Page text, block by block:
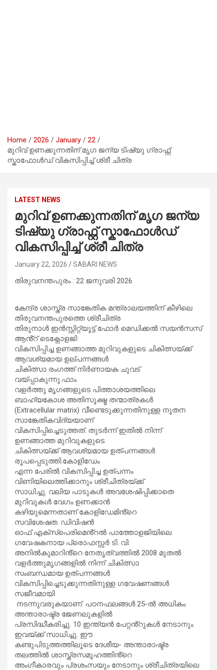
Home 2026 January
22
മുറിവ് ഉണക്കുന്നതിന് മൃഗ ജന്യ ടിഷ്യു ഗ്രാഫ്റ്റ്
സ്കാഫോൾഡ് വികസിപ്പിച്ച് ശ്രീ ചിത്ര
LATEST NEWS
മുറിവ് ഉണക്കുന്നതിന് മൃഗ ജന്യ
ടിഷ്യു ഗ്രാഫ്റ്റ് സ്കാഫോൾഡ്
വികസിപ്പിച്ച് ശ്രീ ചിത്ര
January 22, 2026 SABARI NEWS
തിരുവനന്തപുരം : 22 ജനുവരി 2026
കേന്ദ്ര ശാസ്ത്ര സാങ്കേതിക മന്ത്രാലയത്തിന് കീഴിലെ
തിരുവനന്തപുരത്തെ ശ്രീചിത്ര
തിരുനാൾ ഇൻസ്റ്റിറ്റ്യൂട്ട് ഫോർ മെഡിക്കൽ സയൻസസ്
ആൻ്റ് ടെക്നോളജി
വികസിപ്പിച്ച ഉണങ്ങാത്ത മുറിവുകളുടെ ചികിത്സയ്ക്ക്
ആവശ്യമായ ഉല്പന്നങ്ങൾ
ചികിത്സാ രം​ഗത്ത് നിർണായക ചുവട്
വയ്പ്പാകുന്നു.ഫാം
വളർത്തു മൃഗങ്ങളുടെ പിത്താശയത്തിലെ
ബാഹ്യകോശ അതിസൂക്ഷ്മ തന്മാത്രകൾ
(Extracellular matrix) വീണ്ടെടുക്കുന്നതിനുള്ള നൂതന
സാങ്കേതികവിദ്യയാണ്
വികസിപ്പിച്ചെടുത്തത്. തുടർന്ന് ഇതിൽ നിന്ന്
ഉണങ്ങാത്ത മുറിവുകളുടെ
ചികിത്സയ്ക്ക് ആവശ്യമായ ഉത്പന്നങ്ങൾ
രൂപപ്പെടുത്തി.കോളിഡേം
എന്ന പേരിൽ വികസിപ്പിച്ച ഉത്പന്നം
വിണിയിലെത്തിക്കാനും ശ്രീചിത്രയ്ക്ക്
സാധിച്ചു. വലിയ പാടുകൾ അവശേഷിപ്പിക്കാതെ
മുറിവുകൾ വേഗം ഉണക്കാൻ
കഴിയുമെന്നതാണ് കോളിഡേമിൻ്റെ
സവിശേഷത. ഡിവിഷൻ
ഓഫ് എക്സ്പെരിമെൻ്റൽ പാത്തോളജിയിലെ
ഗവേഷകനായ പ്രൊഫസ്സർ ടി. വി.
അനിൽകുമാറിൻ്റെ നേതൃത്വത്തിൽ 2008 മുതൽ
വളർത്തുമൃഗങ്ങളിൽ നിന്ന് ചികിത്സാ
സംബന്ധമായ ഉത്പന്നങ്ങൾ
വികസിപ്പിച്ചെടുക്കുന്നതിനുള്ള ഗവേഷണങ്ങൾ
സജീവമായി
നടന്നുവരുകയാണ്. പഠനഫലങ്ങൾ 25-ൽ അധികം
അന്താരാഷ്ട്ര ജേണലുകളിൽ
പ്രസിദ്ധീകരിച്ചു. 10 ഇന്ത്യൻ പേറ്റൻ്റുകൾ നേടാനും
ഇവയ്ക്ക് സാധിച്ചു. ഈ
കണ്ടുപിടുത്തത്തിലൂടെ ദേശീയ- അന്താരാഷ്ട്ര
തലത്തിൽ ശാസ്ത്രസമൂഹത്തിൻ്റെ
അംഗീകാരവും പ്രശംസയും നേടാനും ശ്രീചിത്രയിലെ